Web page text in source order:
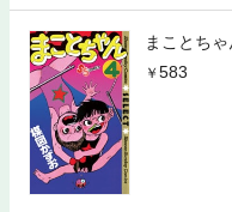
まことちゃ
583